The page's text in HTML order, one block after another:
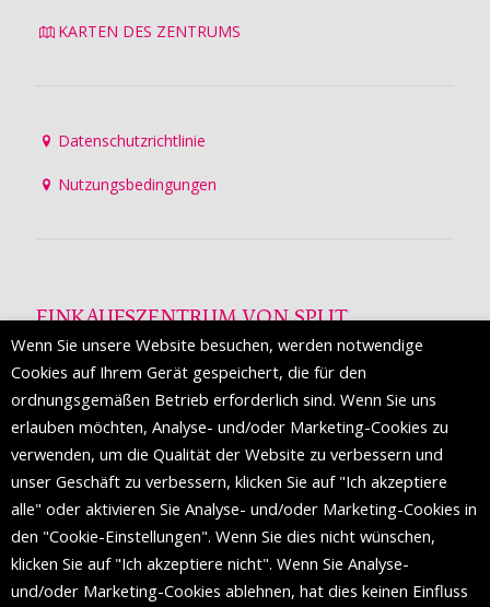
KARTEN DES ZENTRUMS
Datenschutzrichtlinie
Nutzungsbedingungen
EINKAUFSZENTRUM VON SPLIT
Die Mall of Split
ist ein prestigeträchtiges Einkaufsziel mit
etwa 200 Einzelhandelsmarken und einer Reihe von
Weltmodemarken, die zum ersten Mal in Split erscheinen.
FOLGEN SIE UNS
Wenn Sie unsere Website besuchen, werden notwendige
Cookies auf Ihrem Gerät gespeichert, die für den
ordnungsgemäßen Betrieb erforderlich sind. Wenn Sie uns
erlauben möchten, Analyse- und/oder Marketing-Cookies zu
verwenden, um die Qualität der Website zu verbessern und
unser Geschäft zu verbessern, klicken Sie auf "Ich akzeptiere
alle" oder aktivieren Sie Analyse- und/oder Marketing-Cookies in
den "Cookie-Einstellungen". Wenn Sie dies nicht wünschen,
klicken Sie auf "Ich akzeptiere nicht". Wenn Sie Analyse-
und/oder Marketing-Cookies ablehnen, hat dies keinen Einfluss